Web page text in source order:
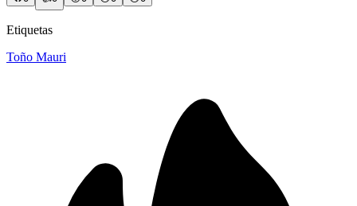
Etiquetas
Toño Mauri